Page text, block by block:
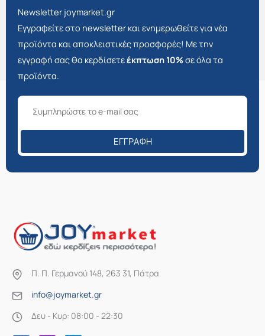
Newsletter joymarket.gr
Εγγραφείτε στο newsletter και ενημερωθείτε για νέα
προϊόντα και αποκλειστικές προσφορές! Με την
εγγραφή σας θα κερδίσετεέκπτωση 10%σε όλα τα
προϊόντα.
ΕΓΓΡΑΦΉ
Π. Π. Γερμανού 148, 263 31, Πάτρα
info@joymarket.gr
Δευ - Κυρ: 08:00 - 22:30